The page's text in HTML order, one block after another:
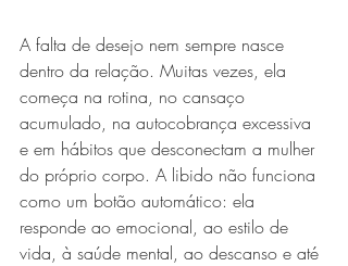
A falta de desejo nem sempre nasce
dentro da relação. Muitas vezes, ela
começa na rotina, no cansaço
acumulado, na autocobrança excessiva
e em hábitos que desconectam a mulher
do próprio corpo. A libido não funciona
como um botão automático: ela
responde ao emocional, ao estilo de
vida, à saúde mental, ao descanso e até